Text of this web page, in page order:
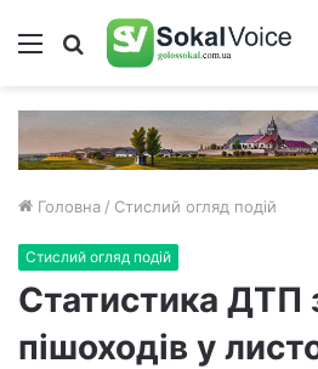
Меню Пошук
Головна / Стислий огляд подій
Стислий огляд подій
Статистика ДТП
пішоходів у